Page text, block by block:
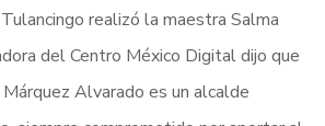
realizó la maestra Salma
del Centro México Digital dijo que
Alvarado es un alcalde